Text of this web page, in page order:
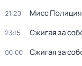
21:20 Мисс Полиция
23:15 Сжигая за
00:00 Сжигая за